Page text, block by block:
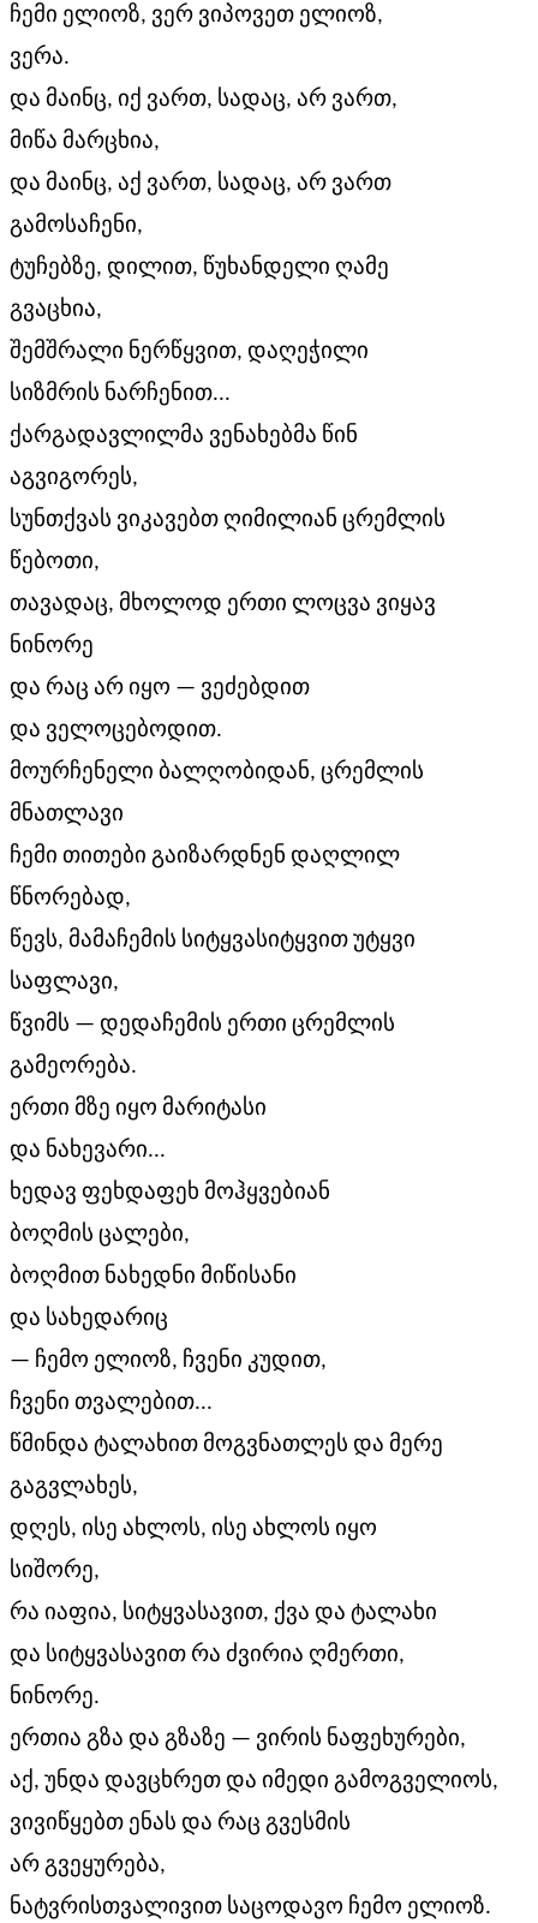
ჩემი ელიოზ, ვერ ვიპოვეთ ელიოზ,
ვერა.
და მაინც, იქ ვართ, სადაც, არ ვართ,
მიწა მარცხია,
და მაინც, აქ ვართ, სადაც, არ ვართ
გამოსაჩენი,
ტუჩებზე, დილით, წუხანდელი ღამე
გვაცხია,
შემშრალი ნერწყვით, დაღეჭილი
სიზმრის ნარჩენით...
ქარგადავლილმა ვენახებმა წინ
აგვიგორეს,
სუნთქვას ვიკავებთ ღიმილიან ცრემლის
წებოთი,
თავადაც, მხოლოდ ერთი ლოცვა ვიყავ
ნინორე
და რაც არ იყო — ვეძებდით
და ველოცებოდით.
მოურჩენელი ბალღობიდან, ცრემლის
მნათლავი
ჩემი თითები გაიზარდნენ დაღლილ
წნორებად,
წევს, მამაჩემის სიტყვასიტყვით უტყვი
საფლავი,
წვიმს — დედაჩემის ერთი ცრემლის
გამეორება.
ერთი მზე იყო მარიტასი
და ნახევარი...
ხედავ ფეხდაფეხ მოჰყვებიან
ბოღმის ცალები,
ბოღმით ნახედნი მიწისანი
და სახედარიც
— ჩემო ელიოზ, ჩვენი კუდით,
ჩვენი თვალებით...
წმინდა ტალახით მოგვნათლეს და მერე
გაგვლახეს,
დღეს, ისე ახლოს, ისე ახლოს იყო
სიშორე,
რა იაფია, სიტყვასავით, ქვა და ტალახი
და სიტყვასავით რა ძვირია ღმერთი,
ნინორე.
ერთია გზა და გზაზე — ვირის ნაფეხურები,
აქ, უნდა დავცხრეთ და იმედი გამოგველიოს,
ვივიწყებთ ენას და რაც გვესმის
არ გვეყურება,
ნატვრისთვალივით საცოდავო ჩემო ელიოზ.